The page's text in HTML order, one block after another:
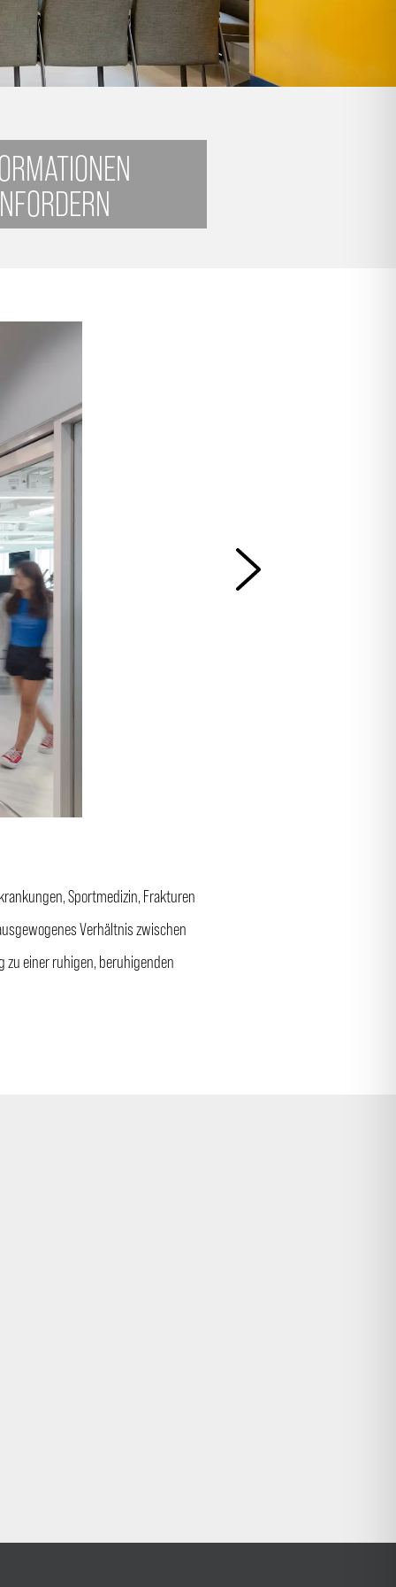
Sportmedizin, Frakturen
Verhältnis zwischen
zu einer ruhigen, beruhigenden